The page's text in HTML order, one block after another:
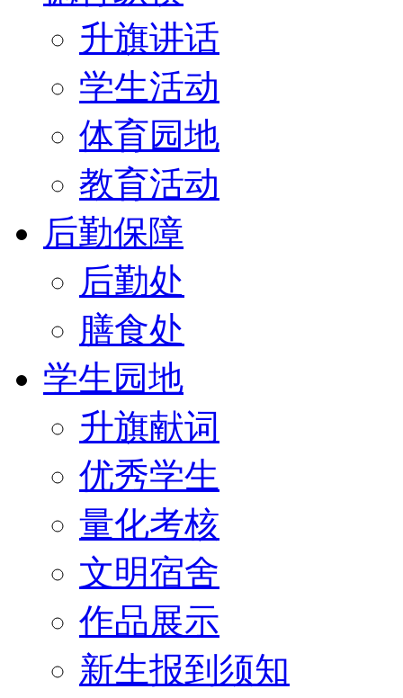
升旗讲话
学生活动
体育园地
教育活动
后勤保障
后勤处
膳食处
学生园地
升旗献词
优秀学生
量化考核
文明宿舍
作品展示
新生报到须知